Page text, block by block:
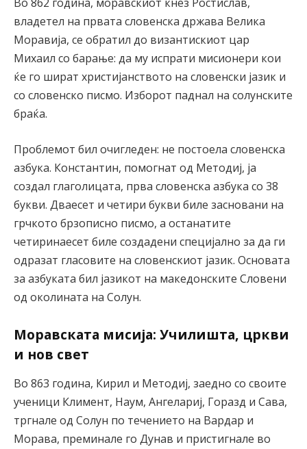
Во 862 година, моравскиот кнез Ростислав,
владетел на првата словенска држава Велика
Моравија, се обратил до византискиот цар
Михаил со барање: да му испрати мисионери кои
ќе го шират христијанството на словенски јазик и
со словенско писмо. Изборот паднал на солунските
браќа.
Проблемот бил очигледен: не постоела словенска
азбука. Константин, помогнат од Методиј, ја
создал глаголицата, прва словенска азбука со 38
букви. Дваесет и четири букви биле засновани на
грчкото брзописно писмо, а останатите
четиринаесет биле создадени специјално за да ги
одразат гласовите на словенскиот јазик. Основата
за азбуката бил јазикот на македонските Словени
од околината на Солун.
Моравската мисија: Училишта, цркви
и нов свет
Во 863 година, Кирил и Методиј, заедно со своите
ученици Климент, Наум, Ангелариј, Горазд и Сава,
тргнале од Солун по течението на Вардар и
Морава, преминале го Дунав и пристигнале во